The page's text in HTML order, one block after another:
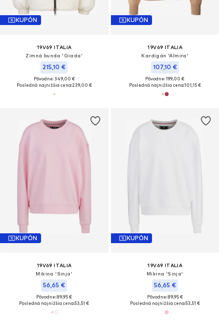
KUPÓN
19V69 ITALIA
Zimná bunda 'Giada'
215,10 €
Pôvodne: 349,00 €
Posledná najnižšia cena:239,00 €
KUPÓN
19V69 ITALIA
Kardigán 'Almira'
107,10 €
Pôvodne: 199,00 €
Posledná najnižšia cena:101,15 €
KUPÓN
19V69 ITALIA
Mikina 'Sinja'
56,65 €
Pôvodne: 89,95 €
Posledná najnižšia cena:53,51 €
KUPÓN
19V69 ITALIA
Mikina 'Sinja'
56,65 €
Pôvodne: 89,95 €
Posledná najnižšia cena:53,51 €